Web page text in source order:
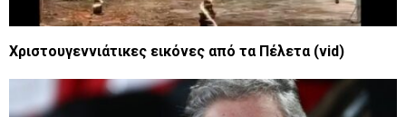
Χριστουγεννιάτικες εικόνες από τα Πέλετα (vid)